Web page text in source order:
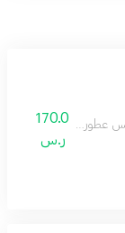
النيش الفاخرة
170.0
ر.س